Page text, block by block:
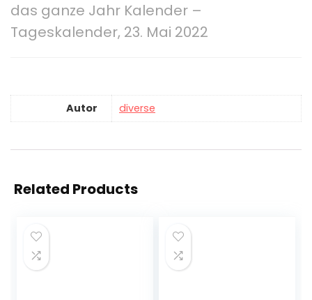
das ganze Jahr Kalender –
Tageskalender, 23. Mai 2022
Autor diverse
Related Products